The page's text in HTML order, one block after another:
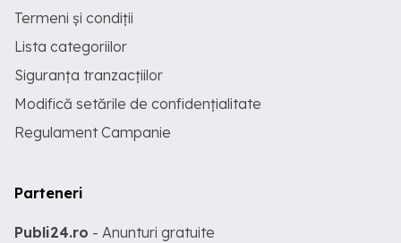
Termeni și condiții
Lista categoriilor
Siguranța tranzacțiilor
Modifică setările de confidențialitate
Regulament Campanie
Parteneri
Publi24.ro - Anunturi gratuite